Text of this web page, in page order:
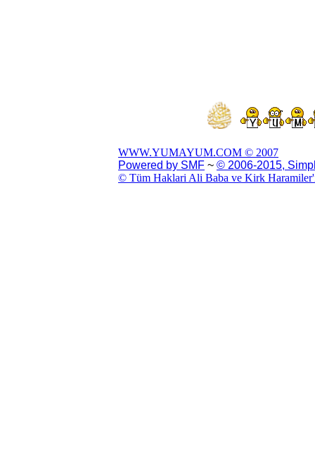
WWW.YUMAYUM.COM © 2007
Powered by SMF ~ © 2006-2015,
© Tüm Haklari Ali Baba ve Kirk